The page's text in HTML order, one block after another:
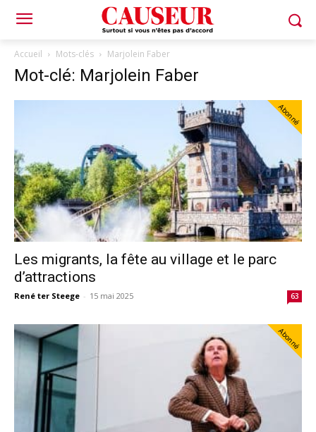
Accueil Mots-clés Marjolein Faber
Mot-clé: Marjolein Faber
Abonné
Les migrants, la fête au village et le parc
d’attractions
René ter Steege - 15 mai 2025 63
Abonné